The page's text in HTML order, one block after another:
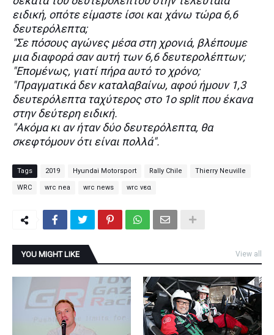
ειδική, οπότε είμαστε ίσοι και χάνω τώρα 6,6
δευτερόλεπτα;
"Σε πόσους αγώνες μέσα στη χρονιά, βλέπουμε
μια διαφορά σαν αυτή των 6,6 δευτερολέπτων;
"Επομένως, γιατί πήρα αυτό το χρόνο;
"Πραγματικά δεν καταλαβαίνω, αφού ήμουν 1,3
δευτερόλεπτα ταχύτερος στο 1ο split που έκανα
στην δεύτερη ειδική.
"Ακόμα κι αν ήταν δύο δευτερόλεπτα, θα
σκεφτόμουν ότι είναι πολλά".
Tags 2019 Hyundai Motorsport Rally Chile Thierry Neuville
WRC wrc nea wrc news wrc νεα
YOU MIGHT LIKE View all